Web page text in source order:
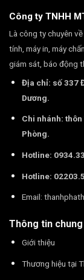
Công ty TNHH
Là công ty chuyên
tính, máy in, máy
giám sát, báo động
Địa chỉ: số 337
Dương.
Chi nhánh:
Phòng.
Hotline:
Hotline:
Email:
Thông tin chung
Giới thiệu
Thương hiệu tại